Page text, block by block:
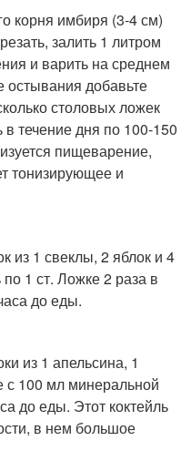
корня имбиря (3-4 см)
залить 1 литром
и варить на среднем
остывания добавьте
столовых ложек
течение дня по 100-150
пищеварение,
тонизирующее и
из 1 свеклы, 2 яблок и 4
1 ст. Ложке 2 раза в
до еды.
из 1 апельсина, 1
100 мл минеральной
до еды. Этот коктейль
в нем большое